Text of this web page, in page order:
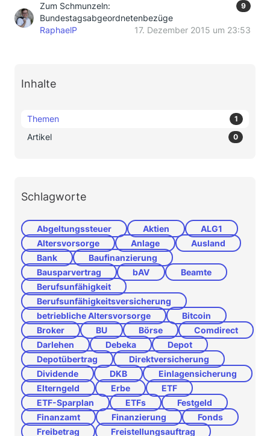
Zum Schmunzeln:
Bundestagsabgeordnetenbezüge
9
RaphaelP 17. Dezember 2015 um 23:53
Inhalte
Themen 1
Artikel 0
Schlagworte
Abgeltungssteuer Aktien
ALG1
Altersvorsorge
Anlage
Ausland
Bank
Baufinanzierung
Bausparvertrag
bAV
Beamte
Berufsunfähigkeit
Berufsunfähigkeitsversicherung
betriebliche Altersvorsorge
Bitcoin
Broker
BU Börse
Comdirect
Darlehen
Debeka
Depot
Depotübertrag
Direktversicherung
Dividende
DKB
Einlagensicherung
Elterngeld
Erbe
ETF
ETF-Sparplan
ETFs
Festgeld
Finanzamt
Finanzierung
Fonds
Freibetrag
Freistellungsauftrag